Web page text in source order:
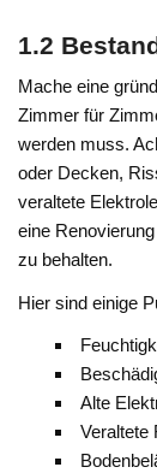
1.2
Mache eine
Zimmer für
werden muss.
oder Decken,
veraltete
eine
zu behalten.
Hier sind einige
Alte
Veraltete